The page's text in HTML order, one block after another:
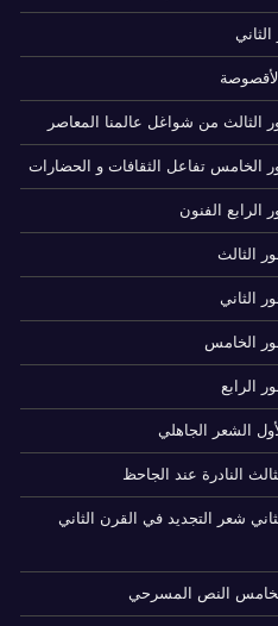
الثالث من شواغل عالمنا المعاصر
الخامس تفاعل الثقافات و الحضارات
الرابع الفنون
الثالث
الثاني
الخامس
الرابع
الشعر الجاهلي
النادرة عند الجاحظ
شعر التجديد في القرن الثاني
الخامس النص المسرحي